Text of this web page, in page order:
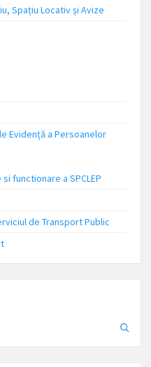
Spațiu Locativ și Avize
Evidență a Persoanelor
functionare a SPCLEP
de Transport Public